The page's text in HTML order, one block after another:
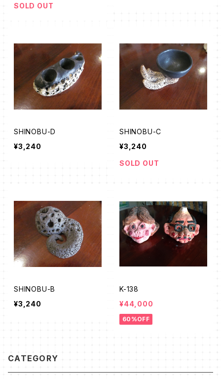
SOLD OUT
SHINOBU-D
¥3,240
SHINOBU-C
¥3,240
SOLD OUT
SHINOBU-B
¥3,240
K-138
¥44,000
60%OFF
CATEGORY